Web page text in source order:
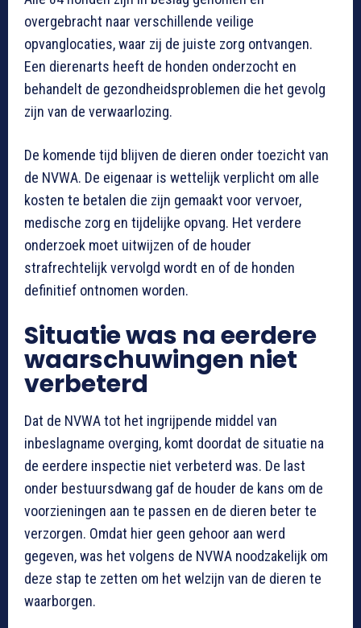
overgebracht naar verschillende veilige
opvanglocaties, waar zij de juiste zorg ontvangen.
Een dierenarts heeft de honden onderzocht en
behandelt de gezondheidsproblemen die het gevolg
zijn van de verwaarlozing.
De komende tijd blijven de dieren onder toezicht van
de NVWA. De eigenaar is wettelijk verplicht om alle
kosten te betalen die zijn gemaakt voor vervoer,
medische zorg en tijdelijke opvang. Het verdere
onderzoek moet uitwijzen of de houder
strafrechtelijk vervolgd wordt en of de honden
definitief ontnomen worden.
Situatie was na eerdere
waarschuwingen niet
verbeterd
Dat de NVWA tot het ingrijpende middel van
inbeslagname overging, komt doordat de situatie na
de eerdere inspectie niet verbeterd was. De last
onder bestuursdwang gaf de houder de kans om de
voorzieningen aan te passen en de dieren beter te
verzorgen. Omdat hier geen gehoor aan werd
gegeven, was het volgens de NVWA noodzakelijk om
deze stap te zetten om het welzijn van de dieren te
waarborgen.